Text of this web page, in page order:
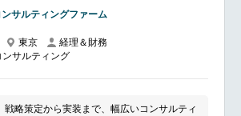
サルティングファーム
東京
経理＆財務
ンサルティング
戦略策定から実装まで、幅広いコンサルティ